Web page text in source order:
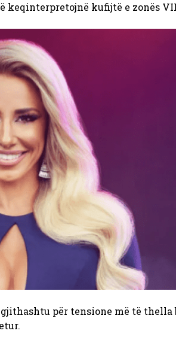
keqinterpretojnë kufijtë e zonës
për tensione më të thella